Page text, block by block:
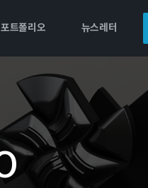
포트폴리오 뉴스레터